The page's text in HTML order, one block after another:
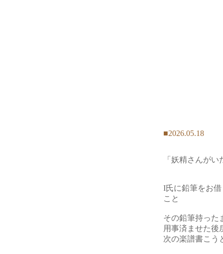
■2026.05.18
「妖精さんが
I氏に鉛筆をお
こと
その鉛筆持った
用事済ませた後
次の楽譜書こう